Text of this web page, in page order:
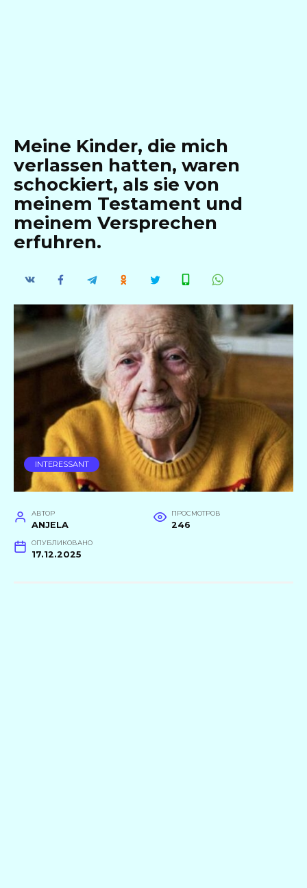
Meine Kinder, die mich
verlassen hatten, waren
schockiert, als sie von
meinem Testament und
meinem Versprechen
erfuhren.
INTERESSANT
АВТОР
ANJELA
ПРОСМОТРОВ
246
ОПУБЛИКОВАНО
17.12.2025